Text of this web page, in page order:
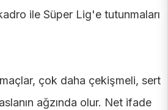
ile Süper Lig'e tutunmaları
çok daha çekişmeli, sert
ağzında olur. Net ifade